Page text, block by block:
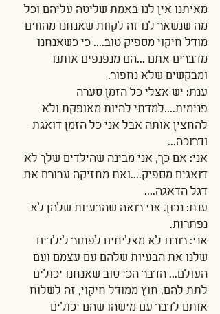
מאיתנו אין לנו באמת שליטה עליהם וכל
מה שנשאר לנו זה לקוות שאנחנו מהווים
מודל חיקוי מספיק טוב.... כי כשאנחנו
מדברים אתם ...הם מנפנפים אותנו
ומבקשים שלא נחפור.
ענת: יש אצלי כל הזמן סערה
פנימית....למדתי להיות מאופקת ולא
להחצין אותה אבל אני כל הזמן דואגת
ודרוכה...
אני: אם כך, אני מבינה שהילדים שלך לא
דואגים מספיק....ואת מחזיקה עבורם את
דגל הדאגה....
ענת: נכון. אני רואה שהבעיות שלהן לא
נפתרות.
אני: רובנו לא מצליחים לפתור לילדים
שלנו את הבעיות שלהם עם עצמם ועם
העולם... הדבר הכי טוב שאנחנו יכולים
לתת להם, חוץ ממודל חיקוי, זה לשלוח
אותם לדבר עם מישהו שהם יכולים